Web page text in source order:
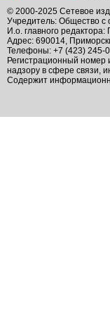
© 2000-2025 Сетевое
Учредитель: Общество с
И.о. главного
Адрес: 690014,
Телефоны: +7 (423) 245-
Регистрационный
надзору в сфере связи,
Содержит